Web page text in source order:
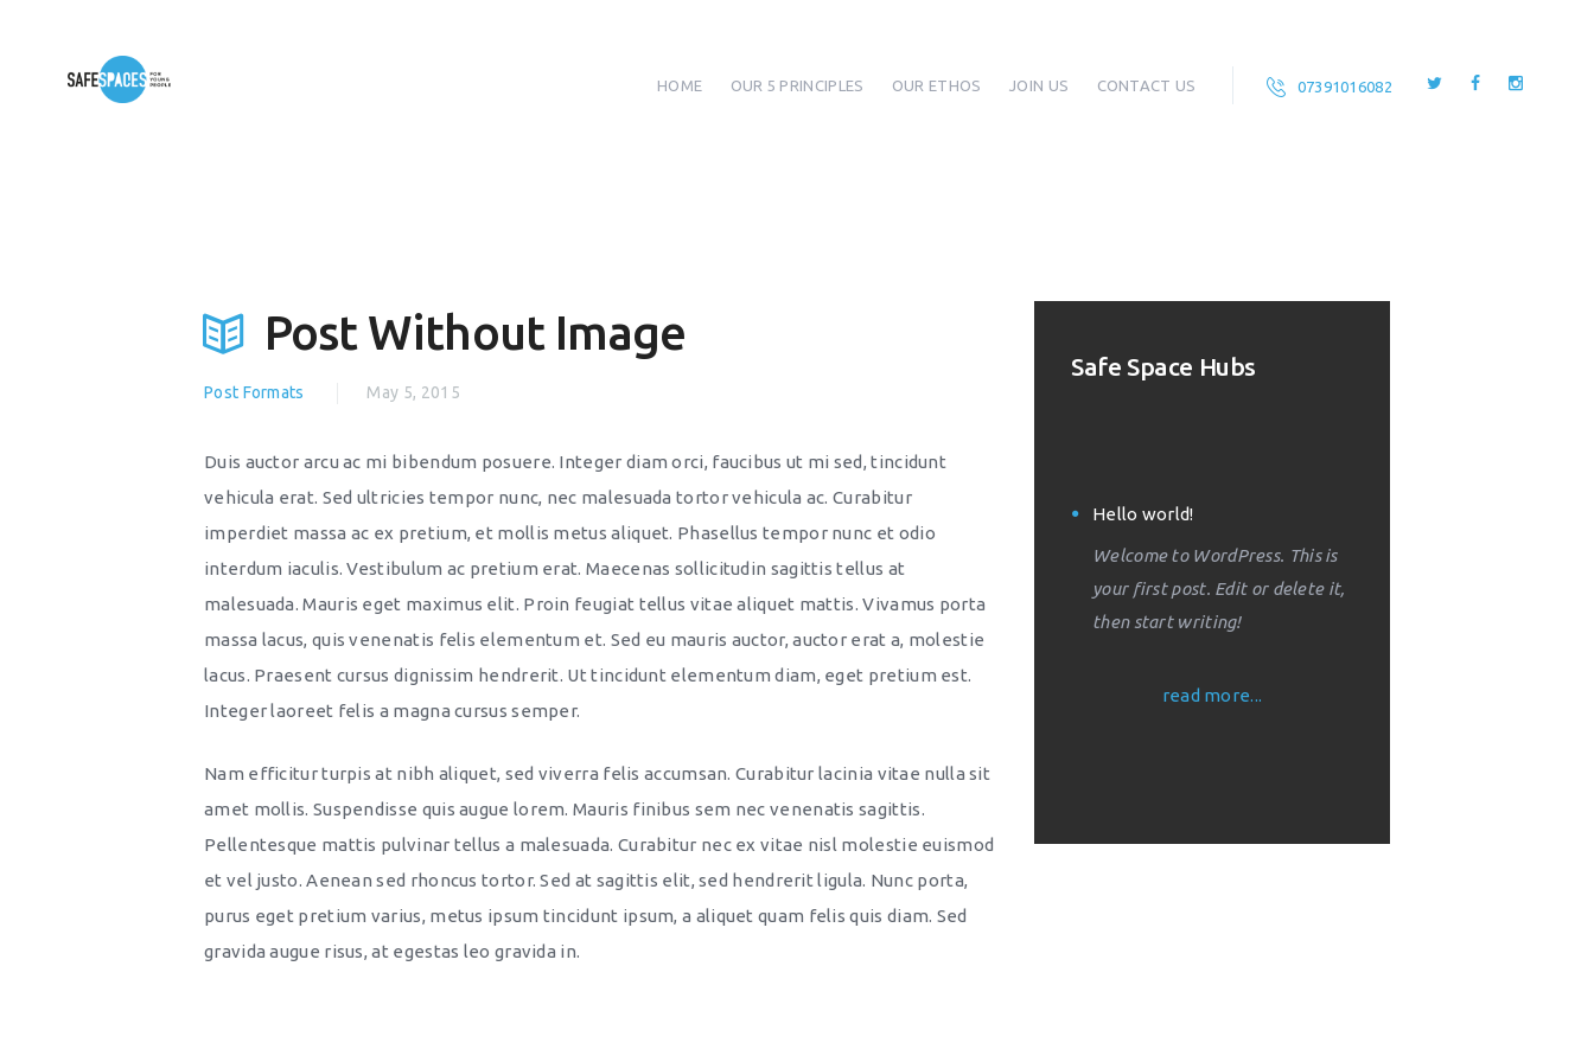
07391016082
HOME OUR 5 PRINCIPLES OUR ETHOS JOIN US CONTACT US
Post Without Image
Post Formats May 5, 2015
Duis auctor arcu ac mi bibendum posuere. Integer diam orci, faucibus ut mi sed, tincidunt
vehicula erat. Sed ultricies tempor nunc, nec malesuada tortor vehicula ac. Curabitur
imperdiet massa ac ex pretium, et mollis metus aliquet. Phasellus tempor nunc et odio
interdum iaculis. Vestibulum ac pretium erat. Maecenas sollicitudin sagittis tellus at
malesuada. Mauris eget maximus elit. Proin feugiat tellus vitae aliquet mattis. Vivamus porta
massa lacus, quis venenatis felis elementum et. Sed eu mauris auctor, auctor erat a, molestie
lacus. Praesent cursus dignissim hendrerit. Ut tincidunt elementum diam, eget pretium est.
Integer laoreet felis a magna cursus semper.
Nam efficitur turpis at nibh aliquet, sed viverra felis accumsan. Curabitur lacinia vitae nulla sit
amet mollis. Suspendisse quis augue lorem. Mauris finibus sem nec venenatis sagittis.
Pellentesque mattis pulvinar tellus a malesuada. Curabitur nec ex vitae nisl molestie euismod
et vel justo. Aenean sed rhoncus tortor. Sed at sagittis elit, sed hendrerit ligula. Nunc porta,
purus eget pretium varius, metus ipsum tincidunt ipsum, a aliquet quam felis quis diam. Sed
gravida augue risus, at egestas leo gravida in.
Safe Space Hubs
read more...